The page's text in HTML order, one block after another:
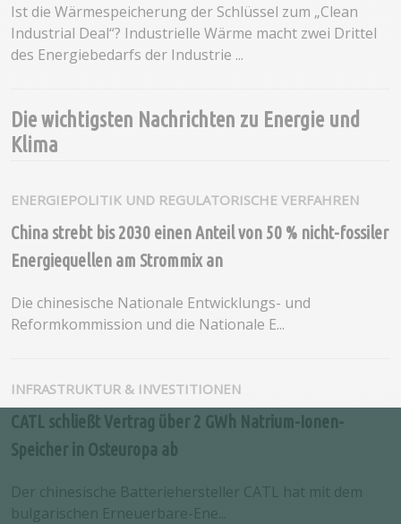
Ist die Wärmespeicherung der Schlüssel zum „Clean
Industrial Deal“? Industrielle Wärme macht zwei Drittel
des Energiebedarfs der Industrie ...
Die wichtigsten Nachrichten zu Energie und
Klima
ENERGIEPOLITIK UND REGULATORISCHE VERFAHREN
China strebt bis 2030 einen Anteil von 50 % nicht-fossiler
Energiequellen am Strommix an
Die chinesische Nationale Entwicklungs- und
Reformkommission und die Nationale E...
INFRASTRUKTUR & INVESTITIONEN
CATL schließt Vertrag über 2 GWh Natrium-Ionen-
Speicher in Osteuropa ab
Der chinesische Batteriehersteller CATL hat mit dem
bulgarischen Erneuerbare-Ene...